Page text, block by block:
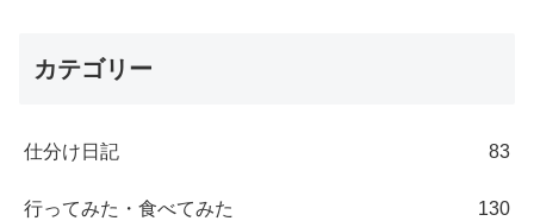
カテゴリー
仕分け日記 83
行ってみた・食べてみた 130